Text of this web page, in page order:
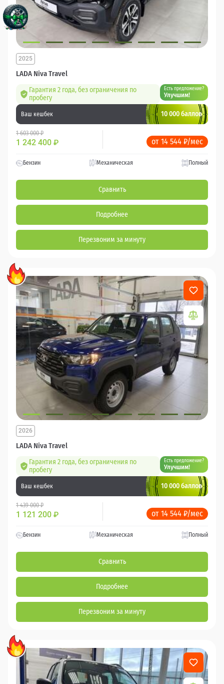
LADA Niva Travel
2025
Гарантия 2 года, без ограничения по
пробегу
Есть предложение?
Улучшим!
Ваш кешбек 10 000 баллов
1 603 000 ₽
1 242 400 ₽ от 14 544 ₽/мес
Бензин Механическая Полный
Сравнить
Подробнее
Перезвоним за минуту
LADA Niva Travel
2026
Гарантия 2 года, без ограничения по
пробегу
Есть предложение?
Улучшим!
Ваш кешбек 10 000 баллов
1 439 000 ₽
1 121 200 ₽ от 14 544 ₽/мес
Бензин Механическая Полный
Сравнить
Подробнее
Перезвоним за минуту